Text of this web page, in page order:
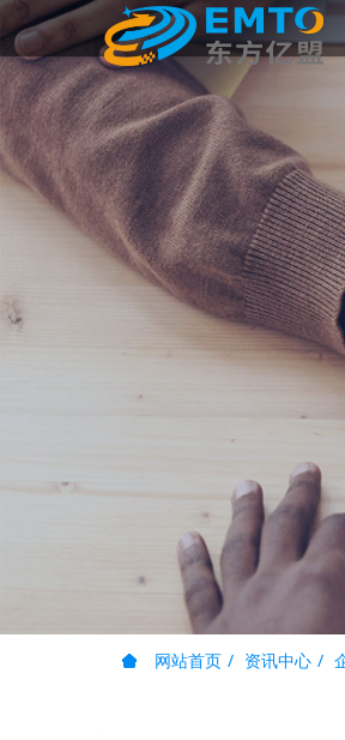
网站首页 资讯中心